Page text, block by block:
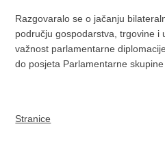
Razgovaralo se o jačanju
području gospodarstva, trgovine i
važnost parlamentarne
do posjeta Parlamentarne skupine
Stranice